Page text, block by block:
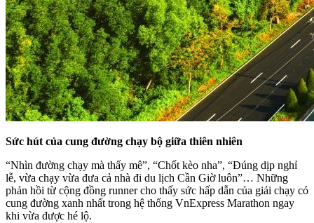
Sức hút của cung đường chạy bộ giữa thiên nhiên
“Nhìn đường chạy mà thấy mê”, “Chốt kèo nha”, “Đúng dịp nghỉ
lễ, vừa chạy vừa đưa cả nhà đi du lịch Cần Giờ luôn”… Những
phản hồi từ cộng đồng runner cho thấy sức hấp dẫn của giải chạy có
cung đường xanh nhất trong hệ thống VnExpress Marathon ngay
khi vừa được hé lộ.